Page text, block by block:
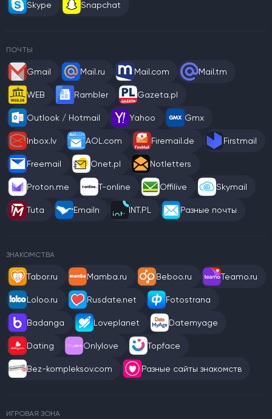
Skype Snapchat
ПОЧТЫ
Gmail Mail.ru Mail.com Mail.tm
WEB Rambler Gazeta.pl
Outlook / Hotmail Yahoo Gmx
Inbox.lv AOL.com Firemail.de Firstmail
Freemail Onet.pl Notletters
Proton.me T-online Offilive Skymail
Tuta Emailn INT.PL Разные почты
ЗНАКОМСТВА
Tabor.ru Mamba.ru Beboo.ru Teamo.ru
Loloo.ru Rusdate.net Fotostrana
Badanga Loveplanet Datemyage
Dating Onlylove Topface
Bez-kompleksov.com Разные сайты знакомств
ИГРОВАЯ ЗОНА